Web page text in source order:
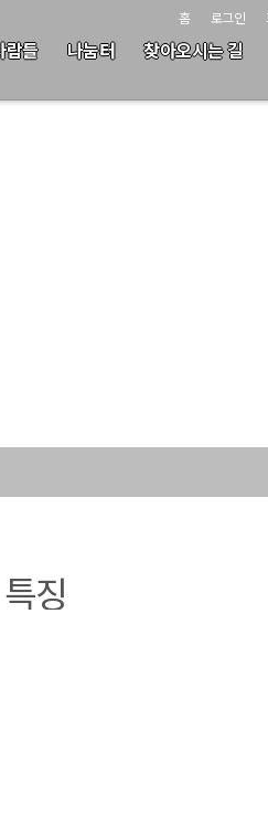
람들 나눔터 찾아오시는 길
홈 로그인
징